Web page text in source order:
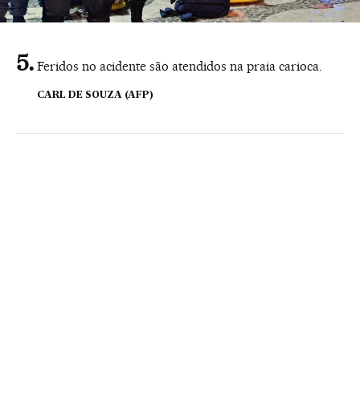
Feridos no acidente são atendidos na praia carioca.
CARL DE SOUZA (AFP)